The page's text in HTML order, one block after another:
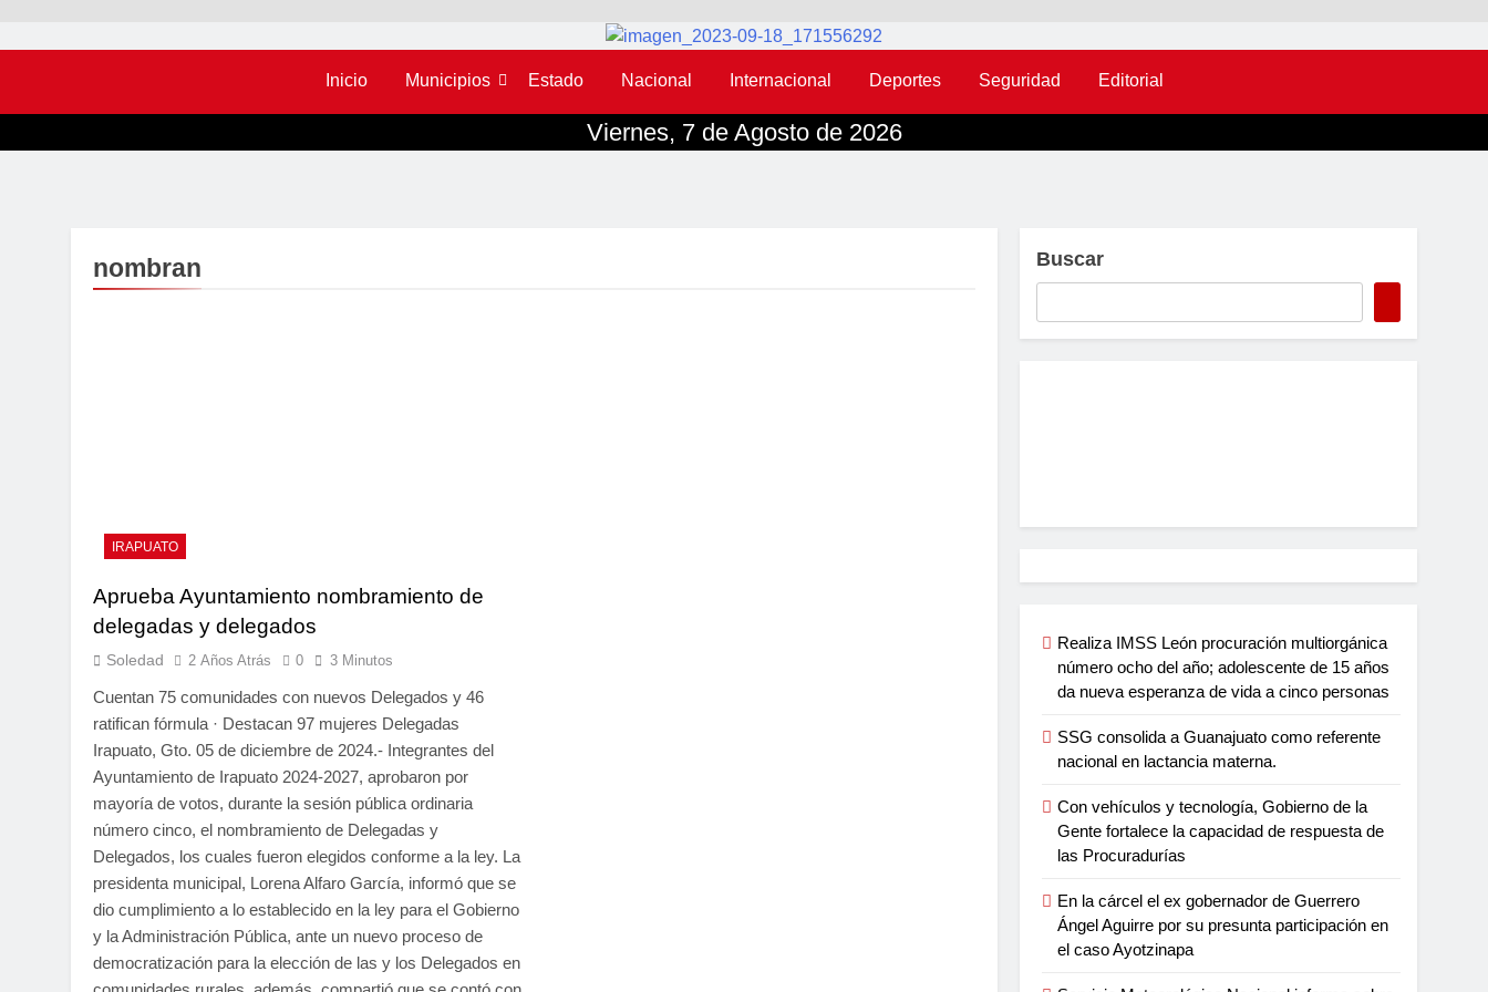
Inicio Municipios Estado Nacional Internacional Deportes Seguridad Editorial
Viernes, 7 de Agosto de 2026
nombran
IRAPUATO
Aprueba Ayuntamiento nombramiento de
delegadas y delegados
Soledad 2 Años Atrás 0 3 Minutos
Cuentan 75 comunidades con nuevos Delegados y 46
ratifican fórmula · Destacan 97 mujeres Delegadas
Irapuato, Gto. 05 de diciembre de 2024.- Integrantes del
Ayuntamiento de Irapuato 2024-2027, aprobaron por
mayoría de votos, durante la sesión pública ordinaria
número cinco, el nombramiento de Delegadas y
Delegados, los cuales fueron elegidos conforme a la ley. La
presidenta municipal, Lorena Alfaro García, informó que se
dio cumplimiento a lo establecido en la ley para el Gobierno
y la Administración Pública, ante un nuevo proceso de
democratización para la elección de las y los Delegados en
Buscar
Realiza IMSS León procuración multiorgánica
número ocho del año; adolescente de 15 años
da nueva esperanza de vida a cinco personas
SSG consolida a Guanajuato como referente
nacional en lactancia materna.
Con vehículos y tecnología, Gobierno de la
Gente fortalece la capacidad de respuesta de
las Procuradurías
En la cárcel el ex gobernador de Guerrero
Ángel Aguirre por su presunta participación en
el caso Ayotzinapa